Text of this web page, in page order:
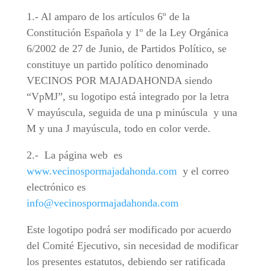
1.- Al amparo de los artículos 6º de la
Constitución Española y 1º de la Ley Orgánica
6/2002 de 27 de Junio, de Partidos Político, se
constituye un partido político denominado
VECINOS POR MAJADAHONDA siendo
“VpMJ”, su logotipo está integrado por la letra
V mayúscula, seguida de una p minúscula y una
M y una J mayúscula, todo en color verde.
2.- La página web es
www.vecinospormajadahonda.comy el correo
electrónico es
info@vecinospormajadahonda.com
Este logotipo podrá ser modificado por acuerdo
del Comité Ejecutivo, sin necesidad de modificar
los presentes estatutos, debiendo ser ratificada